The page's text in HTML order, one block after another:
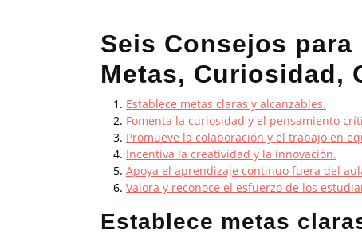
Seis Consejos
Metas, Curiosidad,
Establece metas claras y alcanzables.
Fomenta la curiosidad y el pensamiento
Promueve la colaboración y el trabajo en
Incentiva la creatividad y la innovación.
Apoya el aprendizaje continuo fuera del
Valora y reconoce el esfuerzo de los
Establece metas